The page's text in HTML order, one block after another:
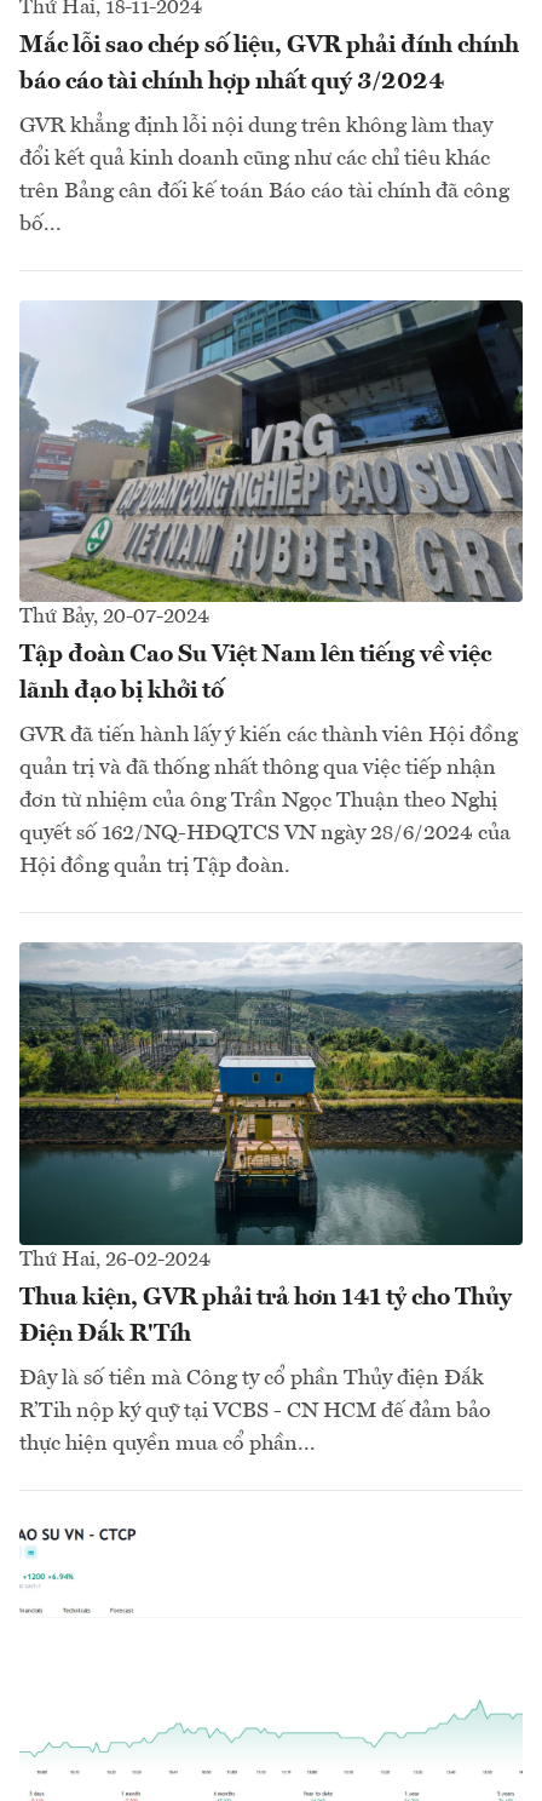
Thứ Hai, 18-11-2024
Mắc lỗi sao chép số liệu, GVR phải đính chính
báo cáo tài chính hợp nhất quý 3/2024
GVR khẳng định lỗi nội dung trên không làm thay
đổi kết quả kinh doanh cũng như các chỉ tiêu khác
trên Bảng cân đối kế toán Báo cáo tài chính đã công
bố...
Thứ Bảy, 20-07-2024
Tập đoàn Cao Su Việt Nam lên tiếng về việc
lãnh đạo bị khởi tố
GVR đã tiến hành lấy ý kiến các thành viên Hội đồng
quản trị và đã thống nhất thông qua việc tiếp nhận
đơn từ nhiệm của ông Trần Ngọc Thuận theo Nghị
quyết số 162/NQ-HĐQTCS VN ngày 28/6/2024 của
Hội đồng quản trị Tập đoàn.
Thứ Hai, 26-02-2024
Thua kiện, GVR phải trả hơn 141 tỷ cho Thủy
Điện Đắk R'Tíh
Đây là số tiền mà Công ty cổ phần Thủy điện Đắk
R’Tih nộp ký quỹ tại VCBS - CN HCM đế đảm bảo
thực hiện quyền mua cổ phần...